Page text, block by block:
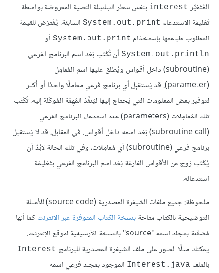
المُتْغيِّر interest بنفس سطر السِلسِلة النصية المعروضة بواسطة
تَعْليمَة الاستدعاء System.out.print السابقة. يُفْترَض للقيمة
المطلوب طباعتها باِستخدَام System.out.print أو
System.out.println أن تُكْتَب بَعْد اسم البرنامج الفرعي
(subroutine) داخل أقواس ويُطلق عليها اسم المُعامِل
(parameter). قد يَستقبِل أي برنامج فرعي معاملًا واحدًا أو أكثر
لتوفير بعض المعلومات التي يَحتاج إليها ليُنفِّذ المُهِمّة المُوكَلة إليه. تُكْتَب
تلك المُعامِلات (parameters) عند استدعاء البرنامج الفرعي
(subroutine call) بَعْد اسمه داخل أقواس. في المقابل، قد لا يَستقبِل
برنامج فرعي (subroutine) أي مُعامِلات، وفي تلك الحالة لابُدّ أن
يُكْتَب زوج من الأقواس الفارغة بَعْد اسم البرنامج الفرعي بتَعْليمَة
استدعائه.
ملحوظة: جميع ملفات الشيفرة المصدرية (source code) للأمثلة
التوضيحية بالكتاب متاحةبنسخة الكتاب المتوفرة عبر الانترنتكما أنها
مُضمَّنة بمجلد اسمه "source" بالنسخة الأرشيفية لموقع الإنترنت.
يمكنك مثلًا العثور على ملف الشيفرة المصدرية للبرنامج Interest
بالملف Interest.java الموجود بمجلد فرعي اسمه